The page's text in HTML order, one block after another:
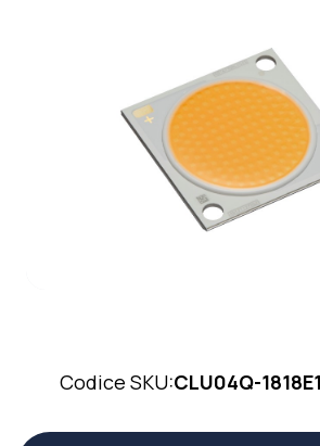
Codice SKU:CLU04Q-